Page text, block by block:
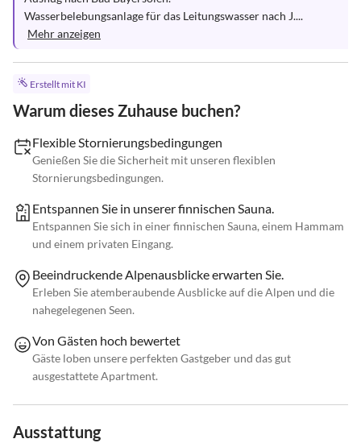
Wasserbelebungsanlage für das Leitungswasser nach J....
Mehr anzeigen
Erstellt mit KI
Warum dieses Zuhause buchen?
Flexible Stornierungsbedingungen
Genießen Sie die Sicherheit mit unseren flexiblen
Stornierungsbedingungen.
Entspannen Sie in unserer finnischen Sauna.
Entspannen Sie sich in einer finnischen Sauna, einem Hammam
und einem privaten Eingang.
Beeindruckende Alpenausblicke erwarten Sie.
Erleben Sie atemberaubende Ausblicke auf die Alpen und die
nahegelegenen Seen.
Von Gästen hoch bewertet
Gäste loben unsere perfekten Gastgeber und das gut
ausgestattete Apartment.
Ausstattung